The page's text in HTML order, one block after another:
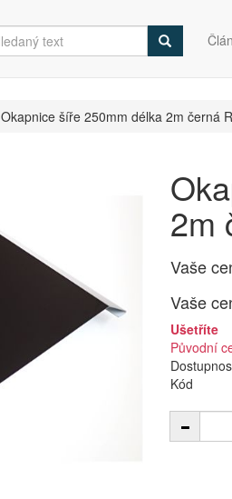
Okapnice šíře 250mm délka 2m černá
2m
Vaše
Vaše
Ušetříte
Původní
Kód